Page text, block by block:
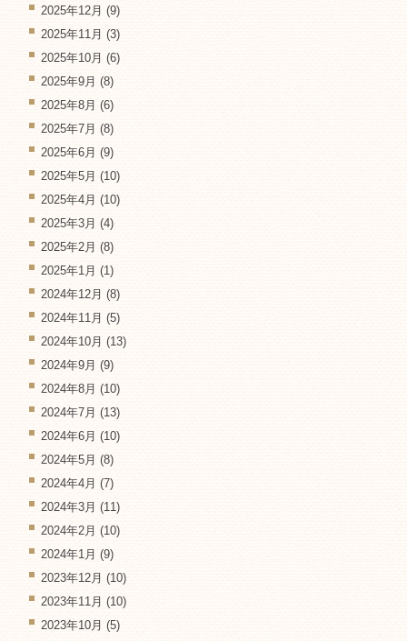
2025年12月 (9)
2025年11月 (3)
2025年10月 (6)
2025年9月 (8)
2025年8月 (6)
2025年7月 (8)
2025年6月 (9)
2025年5月 (10)
2025年4月 (10)
2025年3月 (4)
2025年2月 (8)
2025年1月 (1)
2024年12月 (8)
2024年11月 (5)
2024年10月 (13)
2024年9月 (9)
2024年8月 (10)
2024年7月 (13)
2024年6月 (10)
2024年5月 (8)
2024年4月 (7)
2024年3月 (11)
2024年2月 (10)
2024年1月 (9)
2023年12月 (10)
2023年11月 (10)
2023年10月 (5)